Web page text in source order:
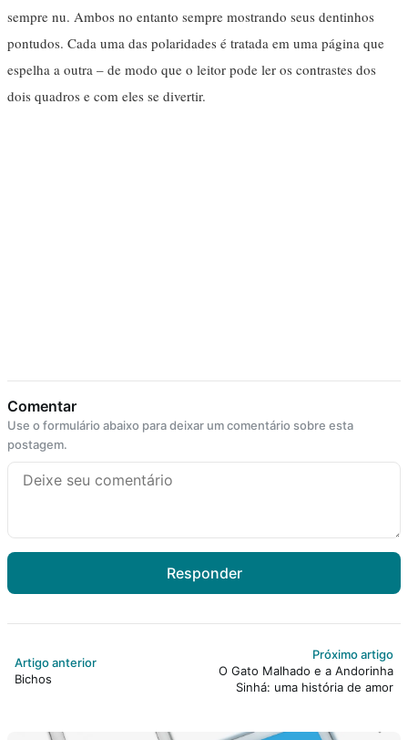
sempre nu. Ambos no entanto sempre mostrando seus dentinhos
pontudos. Cada uma das polaridades é tratada em uma página que
espelha a outra – de modo que o leitor pode ler os contrastes dos
dois quadros e com eles se divertir.
Comentar
Use o formulário abaixo para deixar um comentário sobre esta
postagem.
Responder
Artigo anterior
Bichos
Próximo artigo
O Gato Malhado e a Andorinha
Sinhá: uma história de amor